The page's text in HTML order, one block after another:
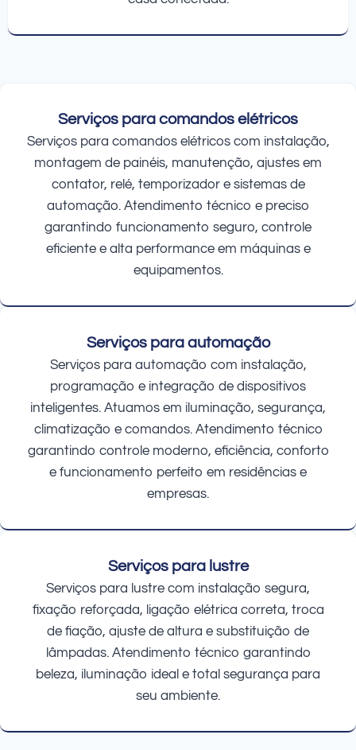
Serviços para comandos elétricos
Serviços para comandos elétricos com instalação,
montagem de painéis, manutenção, ajustes em
contator, relé, temporizador e sistemas de
automação. Atendimento técnico e preciso
garantindo funcionamento seguro, controle
eficiente e alta performance em máquinas e
equipamentos.
Serviços para automação
Serviços para automação com instalação,
programação e integração de dispositivos
inteligentes. Atuamos em iluminação, segurança,
climatização e comandos. Atendimento técnico
garantindo controle moderno, eficiência, conforto
e funcionamento perfeito em residências e
empresas.
Serviços para lustre
Serviços para lustre com instalação segura,
fixação reforçada, ligação elétrica correta, troca
de fiação, ajuste de altura e substituição de
lâmpadas. Atendimento técnico garantindo
beleza, iluminação ideal e total segurança para
seu ambiente.